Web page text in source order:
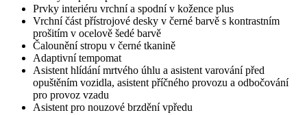
Prvky interiéru vrchní a spodní v kožence plus
Vrchní část přístrojové desky v černé barvě s kontrastním
prošitím v ocelově šedé barvě
Čalounění stropu v černé tkanině
Adaptivní tempomat
Asistent hlídání mrtvého úhlu a asistent varování před
opuštěním vozidla, asistent příčného provozu a odbočování
pro provoz vzadu
Asistent pro nouzové brzdění vpředu